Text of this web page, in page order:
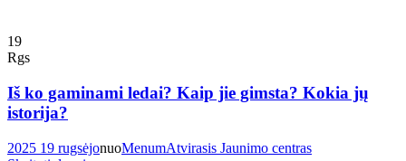
19
Rgs
Iš ko gaminami ledai? Kaip jie gimsta? Kokia jų
istorija?
2025 19 rugsėjonuoMenumAtvirasis Jaunimo centras